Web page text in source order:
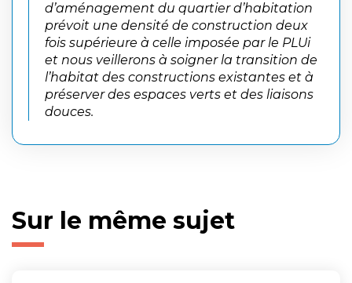
d’aménagement du quartier d’habitation
prévoit une densité de construction deux
fois supérieure à celle imposée par le PLUi
et nous veillerons à soigner la transition de
l’habitat des constructions existantes et à
préserver des espaces verts et des liaisons
douces.
Sur le même sujet